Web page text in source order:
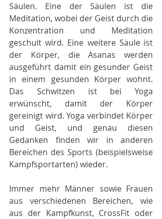
Säulen. Eine der Säulen ist die
Meditation, wobei der Geist durch die
Konzentration und Meditation
geschult wird. Eine weitere Säule ist
der Körper, die Asanas werden
ausgeführt damit ein gesunder Geist
in einem gesunden Körper wohnt.
Das Schwitzen ist bei Yoga
erwünscht, damit der Körper
gereinigt wird. Yoga verbindet Körper
und Geist, und genau diesen
Gedanken finden wir in anderen
Bereichen des Sports (beispielsweise
Kampfsportarten) wieder.
Immer mehr Männer sowie Frauen
aus verschiedenen Bereichen, wie
aus der Kampfkunst, CrossFit oder